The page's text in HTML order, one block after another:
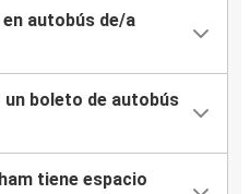
autobús de/a
un boleto de autobús
tiene espacio